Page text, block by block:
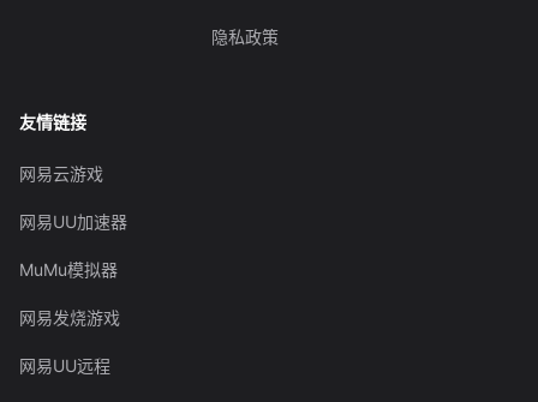
隐私政策
友情链接
网易云游戏
网易UU加速器
MuMu模拟器
网易发烧游戏
网易UU远程